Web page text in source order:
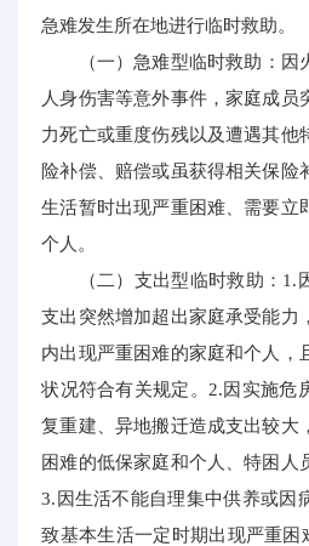
急难发生所在地进行临时救助。
（一）急难型临时救助：因
人身伤害等意外事件，家庭成员
力死亡或重度伤残以及遭遇其他
险补偿、赔偿或虽获得相关保险
生活暂时出现严重困难、需要立
个人。
（二）支出型临时救助：
支出突然增加超出家庭承受能力
内出现严重困难的家庭和个人，
状况符合有关规定。2.因实施危
复重建、异地搬迁造成支出较大
困难的低保家庭和个人、特困人
3.因生活不能自理集中供养或因
致基本生活一定时期出现严重困